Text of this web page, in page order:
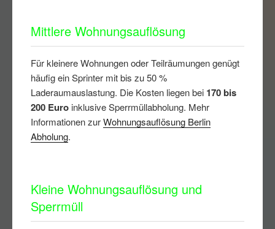
Mittlere Wohnungsauflösung
Für kleinere Wohnungen oder Teilräumungen genügt
häufig ein Sprinter mit bis zu 50 %
Laderaumauslastung. Die Kosten liegen bei 170 bis
200 Euro inklusive Sperrmüllabholung. Mehr
Informationen zurWohnungsauflösung Berlin
Abholung.
Kleine Wohnungsauflösung und
Sperrmüll